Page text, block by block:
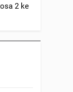
2 ke